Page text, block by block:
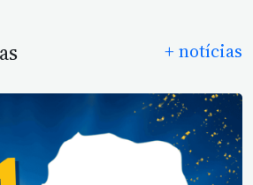
+ notícias